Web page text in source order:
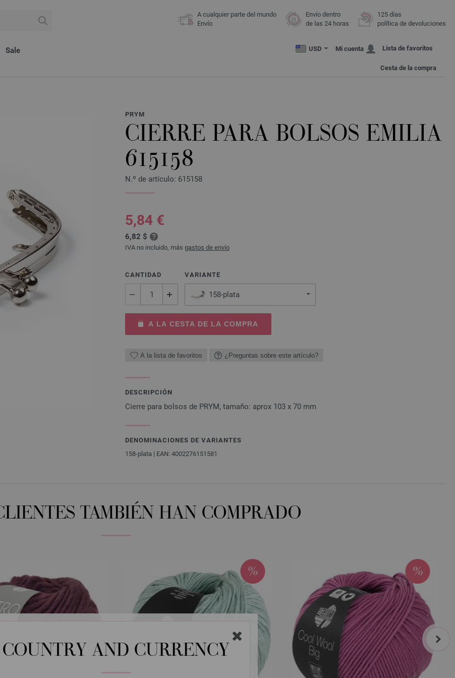
COUNTRY AND CURRENCY
A cualquier parte del mundo
Envío
Envío dentro
de las 24 horas
125 días
política de devoluciones
Sale USD Mi cuenta Lista de favoritos
Cesta de la compra
PRYM
CIERRE PARA BOLSOS EMILIA
615158
N.º de artículo: 615158
5,84 €
6,82 $
IVA no incluido, más gastos de envío
CANTIDAD VARIANTE
158-plata
A LA CESTA DE LA COMPRA
A la lista de favoritos ¿Preguntas sobre este artículo?
DESCRIPCIÓN
Cierre para bolsos de PRYM, tamaño: aprox 103 x 70 mm
DENOMINACIONES DE VARIANTES
158-plata | EAN: 4002276151581
TAMBIÉN HAN COMPRADO
next